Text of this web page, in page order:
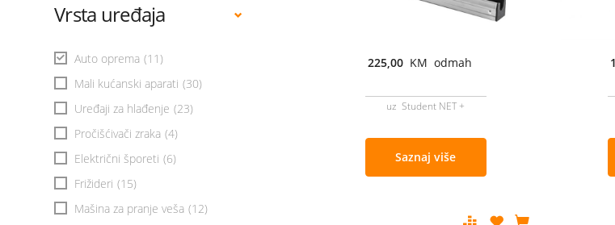
Vrsta uređaja
Auto oprema (11)
Mali kućanski aparati (30)
Uređaji za hlađenje (23)
Pročišćivači zraka (4)
Električni šporeti (6)
Frižideri (15)
Mašina za pranje veša (12)
225,00 KM odmah
uz Student NET +
Saznaj više